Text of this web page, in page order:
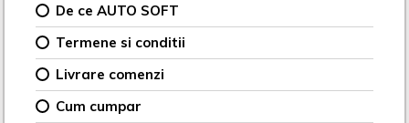
De ce AUTO SOFT
Termene si conditii
Livrare comenzi
Cum cumpar